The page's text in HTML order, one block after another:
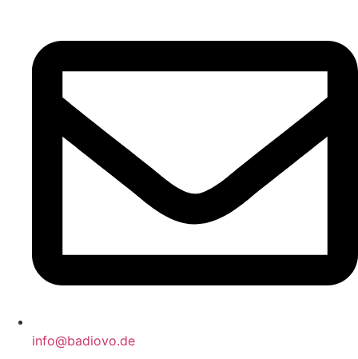
info@badiovo.de